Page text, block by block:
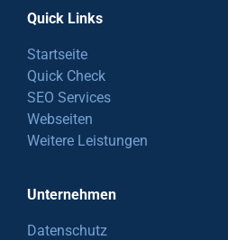
Quick Links
Startseite
Quick Check
SEO Services
Webseiten
Weitere Leistungen
Unternehmen
Datenschutz